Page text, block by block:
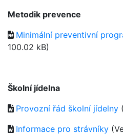
Metodik prevence
Minimální preventivní
100.02 kB)
Školní jídelna
Provozní řád školní jídelny
Informace pro strávníky